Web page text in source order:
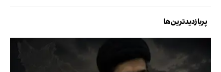
پربازدیدترین‌ها